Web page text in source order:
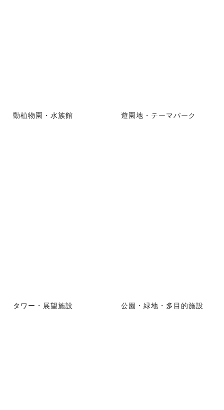
動植物園・水族館 遊園地・テーマパーク
タワー・展望施設 公園・緑地・多目的施設